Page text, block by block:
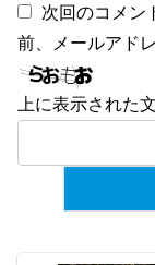
次回のコメン
前、メールアド
上に表示された